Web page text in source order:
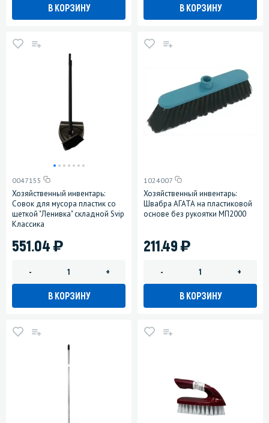
В КОРЗИНУ В КОРЗИНУ
0047155
Хозяйственный инвентарь:
Совок для мусора пластик со
щеткой "Ленивка" складной Svip
Классика
551.04)
- +
В КОРЗИНУ
1024007
Хозяйственный инвентарь:
Швабра АГАТА на пластиковой
основе без рукоятки МП2000
211.49)
- +
В КОРЗИНУ